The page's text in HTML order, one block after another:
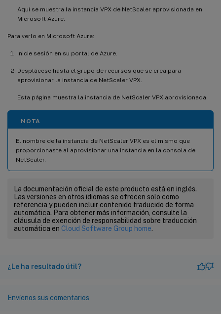
Aquí se muestra la instancia VPX de NetScaler aprovisionada en
Microsoft Azure.
Para verlo en Microsoft Azure:
Inicie sesión en su portal de Azure.
Desplácese hasta el grupo de recursos que se crea para
aprovisionar la instancia de NetScaler VPX.
Esta página muestra la instancia de NetScaler VPX aprovisionada.
NOTA
El nombre de la instancia de NetScaler VPX es el mismo que
proporcionaste al aprovisionar una instancia en la consola de
NetScaler.
La documentación oficial de este producto está en inglés.
Las versiones en otros idiomas se ofrecen solo como
referencia y pueden incluir contenido traducido de forma
automática. Para obtener más información, consulte la
cláusula de exención de responsabilidad sobre traducción
automática en Cloud Software Group home.
¿Le ha resultado útil?
Envíenos sus comentarios